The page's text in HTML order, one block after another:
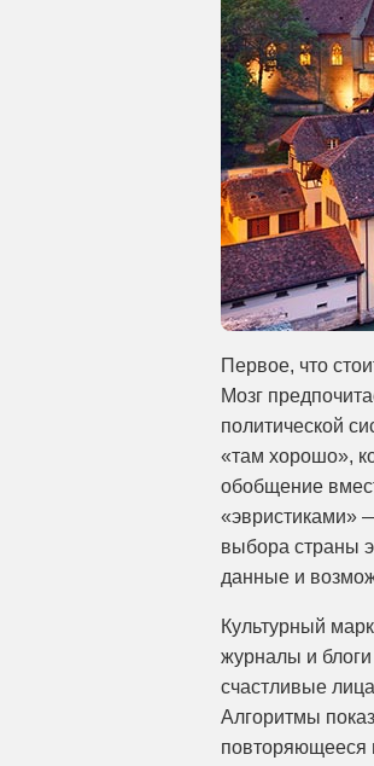
Первое, что
Мозг
политической
«там хорошо»,
обобщение
«эвристиками»
выбора страны
данные и
Культурный
журналы и блоги
счастливые
Алгоритмы
повторяющееся